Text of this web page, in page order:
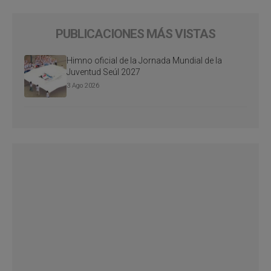
PUBLICACIONES MÁS VISTAS
Himno oficial de la Jornada Mundial de la
Juventud Seúl 2027
3 Ago 2026